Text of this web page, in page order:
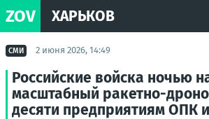
ZOV ХАРЬКОВ
СМИ 2 июня 2026, 14:49
Российские войска ночью
масштабный ракетно-
десяти предприятиям ОПК